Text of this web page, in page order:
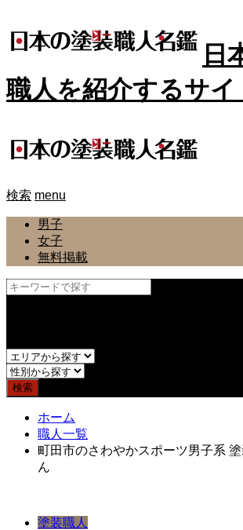
日
職人を紹介するサイ
検索 menu
男子
女子
無料掲載
ホーム
職人一覧
町田市のさわやかスポーツ男子系
ん
塗装職人